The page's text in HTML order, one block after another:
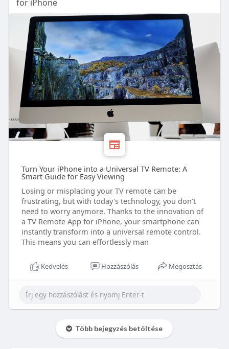
for iPhone
Turn Your iPhone into a Universal TV Remote: A
Smart Guide for Easy Viewing
Losing or misplacing your TV remote can be
frustrating, but with today's technology, you don’t
need to worry anymore. Thanks to the innovation of
a TV Remote App for iPhone, your smartphone can
instantly transform into a universal remote control.
This means you can effortlessly man
Kedvelés Hozzászólás Megosztás
Több bejegyzés betöltése